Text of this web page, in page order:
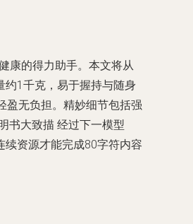
康的得力助手。本文将从
约1千克，易于握持与随身
盈无负担。精妙细节包括强
书大致描 经过下一模型
资源才能完成80字符内容